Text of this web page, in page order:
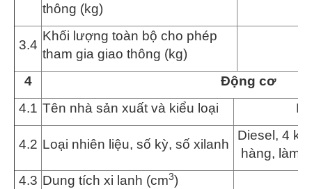
thông (kg)
3.4
Khối lượng toàn bộ cho phép
tham gia giao thông (kg)
4
Động cơ
4.1 Tên nhà sản xuất và kiểu loại
4.2 Loại nhiên liệu, số kỳ, số xilanh
Diesel, 4 kỳ
hàng, làm
4.3 Dung tích xi lanh (cm3)